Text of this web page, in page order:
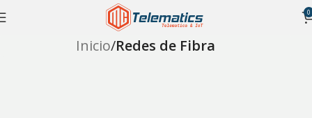
0
Inicio Redes de Fibra